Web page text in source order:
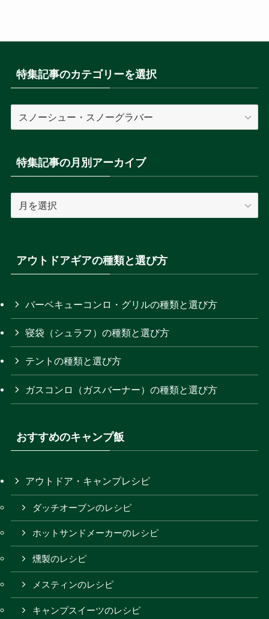
特集記事のカテゴリーを選択
集
事
の
ゴ
を
選
特集記事の月別アーカイブ
集
の
月
ア
ー
カ
イ
ブ
アウトドアギアの種類と選び方
バーベキューコンロ・グリルの種類と選び方
寝袋（シュラフ）の種類と選び方
テントの種類と選び方
ガスコンロ（ガスバーナー）の種類と選び方
おすすめのキャンプ飯
アウトドア・キャンプレシピ
ダッチオーブンのレシピ
ホットサンドメーカーのレシピ
燻製のレシピ
メスティンのレシピ
キャンプスイーツのレシピ